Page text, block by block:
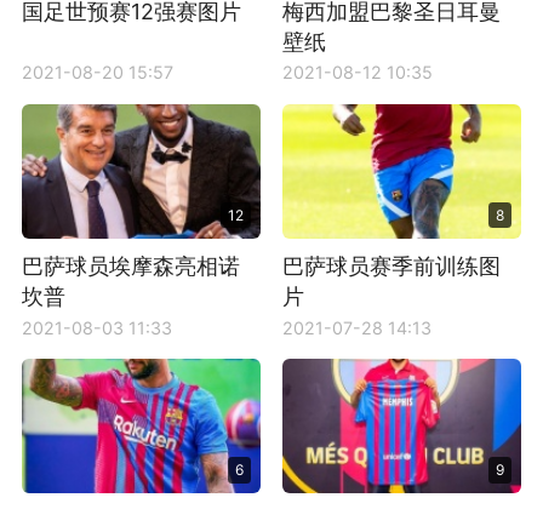
国足世预赛12强赛图片
2021-08-20 15:57
梅西加盟巴黎圣日耳曼
壁纸
2021-08-12 10:35
12
巴萨球员埃摩森亮相诺
坎普
2021-08-03 11:33
8
巴萨球员赛季前训练图
片
2021-07-28 14:13
6 9